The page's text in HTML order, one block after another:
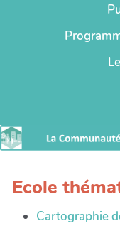
Ecole
Cartographie